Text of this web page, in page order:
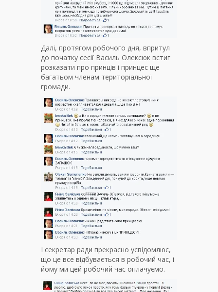
Далі, протягом робочого дня, впритул
до початку сесії Василь Олексюк встиг
розказати про принців і принцес ще
багатьом членам територіальної
громади.
І секретар ради прекрасно усвідомлює,
що це все відбувається в робочий час, і
йому ми цей робочий час оплачуємо.